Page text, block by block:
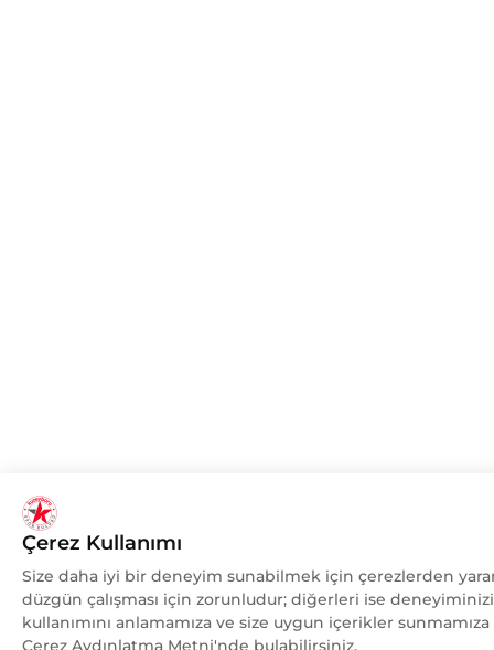
Çerez Kullanımı
Size daha iyi bir deneyim sunabilmek için çerezlerden
düzgün çalışması için zorunludur; diğerleri ise
kullanımını anlamamıza ve size uygun içerikler sunmamıza
Çerez Aydınlatma Metni'nde bulabilirsiniz.